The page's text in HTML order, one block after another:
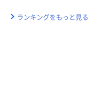
ランキングをもっと見る